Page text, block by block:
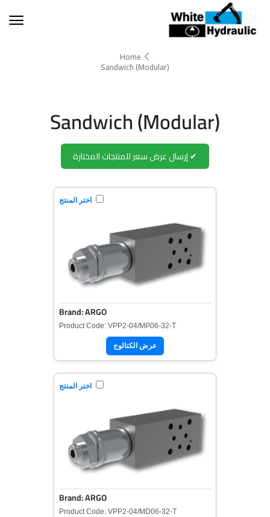
Home
(Modular) Sandwich
(Modular) Sandwich
✔ إرسال عرض سعر للمنتجات المختارة
اختر المنتج
Brand: ARGO
Product Code: VPP2-04/MP06-32-T
عرض الكتالوج
اختر المنتج
Brand: ARGO
Product Code: VPP2-04/MD06-32-T